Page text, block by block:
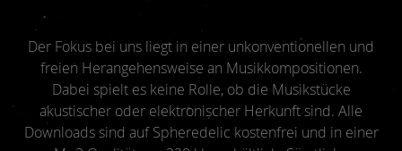
Der Fokus bei uns liegt in einer unkonventionellen und
freien Herangehensweise an Musikkompositionen.
Dabei spielt es keine Rolle, ob die Musikstücke
akustischer oder elektronischer Herkunft sind. Alle
Downloads sind auf Spheredelic kostenfrei und in einer